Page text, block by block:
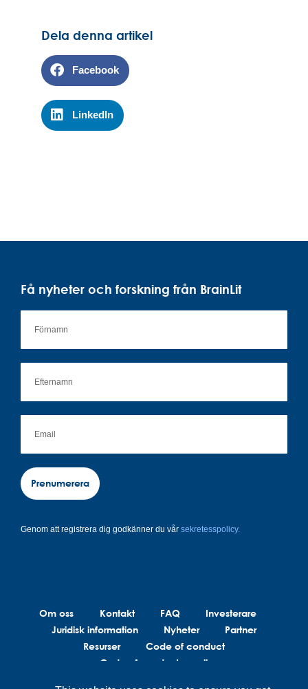
Dela denna artikel
Facebook
LinkedIn
Få nyheter och forskning från BrainLit
Prenumerera
Genom att registrera dig godkänner du vår sekretesspolicy.
Om oss Kontakt FAQ
Investerare
Juridisk information
Nyheter
Partner
Resurser
Code of conduct
Code of conduct suppliers